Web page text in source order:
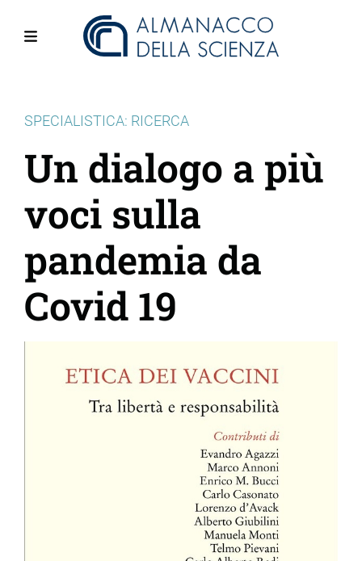
SPECIALISTICA: RICERCA
Un dialogo a più
voci sulla
pandemia da
Covid 19